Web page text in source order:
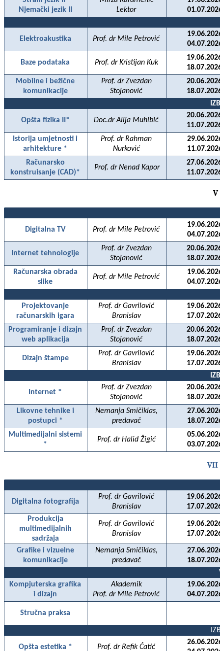
Njemački jezik II
Lektor
Elektroakustika Prof. dr Mile Petrović
Baze podataka Prof. dr Kristijan Kuk
Mobilne i bežične
komunikacije
Prof. dr Zvezdan
Stojanović
Opšta fizika II* Doc.dr Alija Muhibić
Istorija umjetnosti i
arhitekture *
Prof. dr Rahman
Nurković
Računarsko
konstruisanje (CAD)*
Prof. dr Nenad Kapor
V
Digitalna TV Prof. dr Mile Petrović
Internet tehnologije
Prof. dr Zvezdan
Stojanović
Računarska obrada
slike
Prof. dr Mile Petrović
Projektovanje
računarskih igara
Prof. dr Gavrilović
Branislav
Programiranje i dizajn
web aplikacija
Prof. dr Zvezdan
Stojanović
Dizajn štampe
Prof. dr Gavrilović
Branislav
Internet *
Prof. dr Zvezdan
Stojanović
Likovne tehnike i
postupci *
Nemanja Smičiklas,
predavač
Multimedijalni sistemi
*
Prof. dr Halid Žigić
VII
Digitalna fotografija
Prof. dr Gavrilović
Branislav
Produkcija
multimedijalnih
sadržaja
Prof. dr Gavrilović
Branislav
Grafike i vizuelne
komunikacije
Nemanja Smičiklas,
predavač
Kompjuterska grafika
i dizajn
Akademik
Prof. dr Mile Petrović
Stručna praksa
Opšta estetika * Prof. dr Refik Ćatić